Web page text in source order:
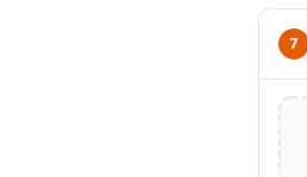
7